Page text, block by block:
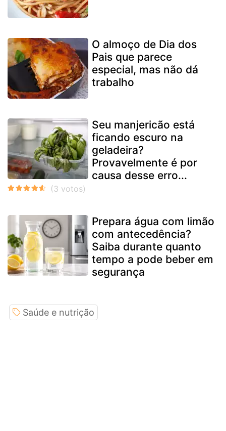
O almoço de Dia dos
Pais que parece
especial, mas não dá
trabalho
Seu manjericão está
ficando escuro na
geladeira?
Provavelmente é por
causa desse erro...
Prepara água com limão
com antecedência?
Saiba durante quanto
tempo a pode beber em
segurança
Saúde e nutrição